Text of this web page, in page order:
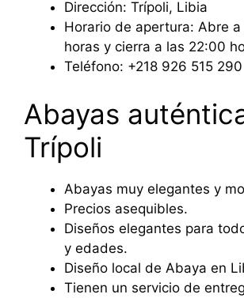
Dirección: Trípoli, Libia
Horario de apertura: Abre
horas y cierra a las 22:00
Teléfono: +218 926 515 290
Abayas
Trípoli
Abayas muy elegantes y
Precios asequibles.
Diseños elegantes para
y edades.
Diseño local de Abaya en
Tienen un servicio de